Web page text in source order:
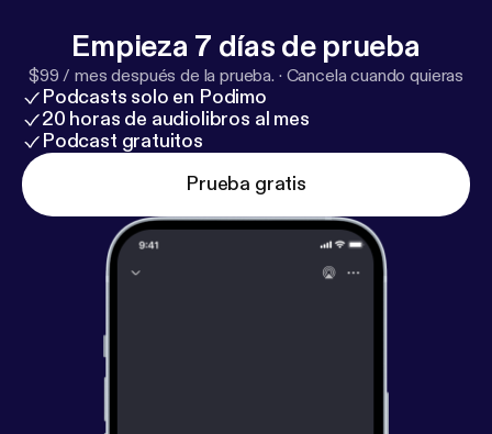
Empieza 7 días de prueba
$99 / mes después de la prueba. · Cancela cuando quieras
Podcasts solo en Podimo
20 horas de audiolibros al mes
Podcast gratuitos
Prueba gratis